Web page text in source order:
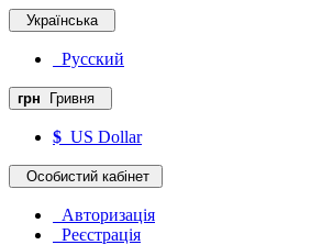
Українська
Русский
грн Гривня
$ US Dollar
Особистий кабінет
Авторизація
Реєстрація